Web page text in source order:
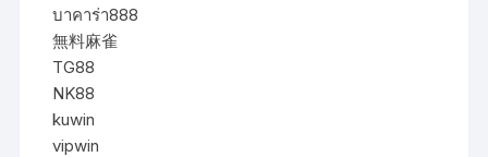
บาคาร่า888
無料麻雀
TG88
NK88
kuwin
vipwin